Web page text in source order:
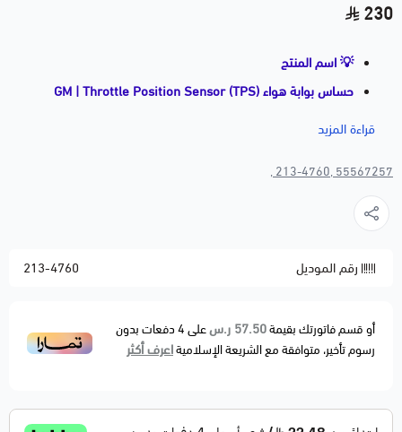
230
💡 اسم المنتج
حساس بوابة هواء GM | Throttle Position Sensor (TPS)
كروز / سونيك / إنكور / تراكس
للمواصفات الأصلية OEM Fitment.
BUICK
• Encore — 2013–2021
• Cruze — 2011–2015
قراءة المزيد
55567257 ,213-4760 ,
رقم الموديل 213-4760
أو قسم فاتورتك بقيمة57.50 ر.س على4دفعات بدون
رسوم تأخير، متوافقة مع الشريعة الإسلاميةاعرف أكثر